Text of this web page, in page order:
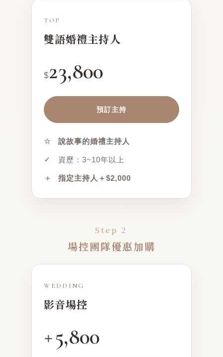
TOP
雙語婚禮主持人
$23,800
預訂主持
☆ 說故事的婚禮主持人
✓ 資歷：3~10年以上
＋ 指定主持人＋$2,000
Step 2
場控團隊優惠加購
WEDDING
影音場控
+5,800